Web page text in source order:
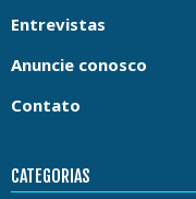
Entrevistas
Anuncie conosco
Contato
CATEGORIAS